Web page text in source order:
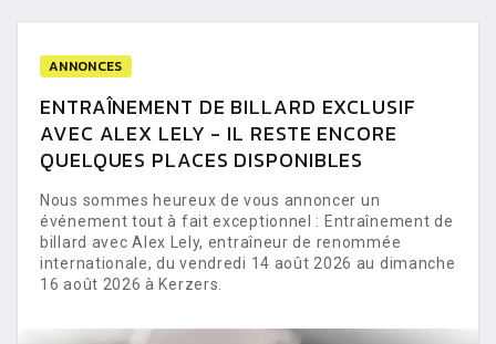
ANNONCES
ENTRAÎNEMENT DE BILLARD EXCLUSIF
AVEC ALEX LELY - IL RESTE ENCORE
QUELQUES PLACES DISPONIBLES
Nous sommes heureux de vous annoncer un
événement tout à fait exceptionnel : Entraînement de
billard avec Alex Lely, entraîneur de renommée
internationale, du vendredi 14 août 2026 au dimanche
16 août 2026 à Kerzers.